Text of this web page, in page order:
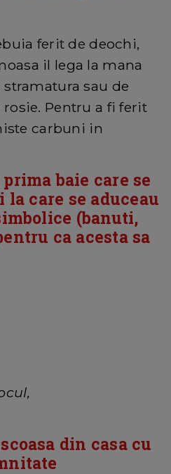
ferit de deochi,
il lega la mana
sau de
Pentru a fi ferit
carbuni in
baie care se
care se aduceau
(banuti,
ca acesta sa
din casa cu